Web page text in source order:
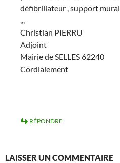
défibrillateur , support
Christian PIERRU
Adjoint
Mairie de SELLES 62240
Cordialement
RÉPONDRE
LAISSER UN COMMENTAIRE